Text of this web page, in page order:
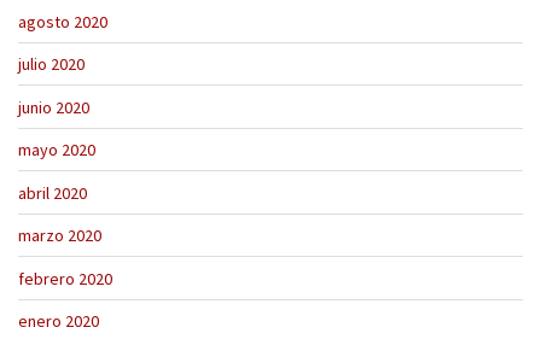
agosto 2020
julio 2020
junio 2020
mayo 2020
abril 2020
marzo 2020
febrero 2020
enero 2020